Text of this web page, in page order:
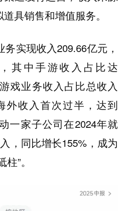
具销售和增值服务。
实现收入209.66亿元，
其中手游收入占比达
戏业务收入占比总收入
外收入首次过半，达到
一家子公司在2024年就
，同比增长155%，成为
”。